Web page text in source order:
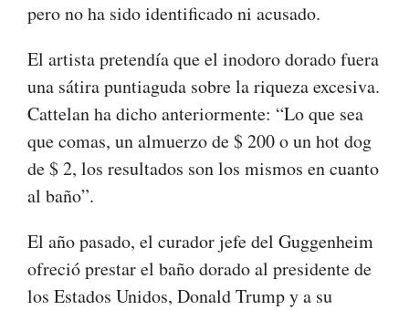
pero no ha sido identificado ni acusado.
El artista pretendía que el inodoro dorado fuera
una sátira puntiaguda sobre la riqueza excesiva.
Cattelan ha dicho anteriormente: “Lo que sea
que comas, un almuerzo de $ 200 o un hot dog
de $ 2, los resultados son los mismos en cuanto
al baño”.
El año pasado, el curador jefe del Guggenheim
ofreció prestar el baño dorado al presidente de
los Estados Unidos, Donald Trump y a su